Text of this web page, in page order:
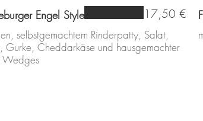
Engel Style
selbstgemachtem Rinderpatty, Salat,
Gurke, Cheddarkäse und hausgemachter
Wedges
17,50 €